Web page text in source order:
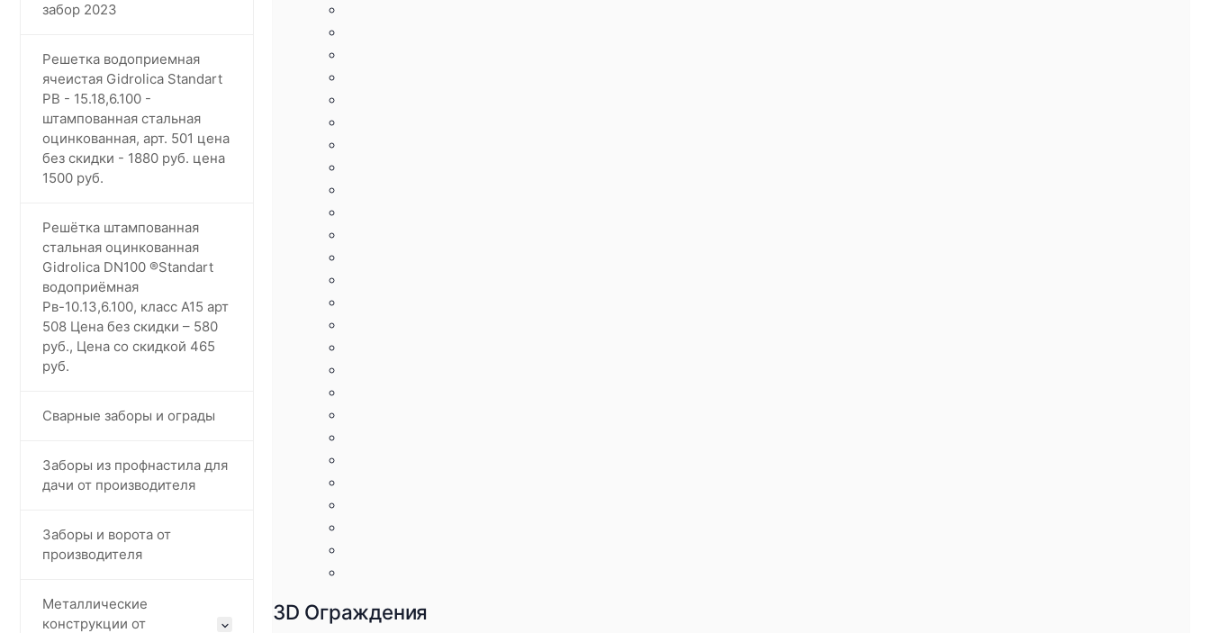
забор 2023
Решетка водоприемная
ячеистая Gidrolica Standart
РВ - 15.18,6.100 -
штампованная стальная
оцинкованная, арт. 501 цена
без скидки - 1880 руб. цена
1500 руб.
Решётка штампованная
стальная оцинкованная
Gidrolica DN100 ®️Standart
водоприёмная
Рв-10.13,6.100, класс А15 арт
508 Цена без скидки – 580
руб., Цена со скидкой 465
руб.
Сварные заборы и ограды
Заборы из профнастила для
дачи от производителя
Заборы и ворота от
производителя
Металлические
конструкции от
3D Ограждения